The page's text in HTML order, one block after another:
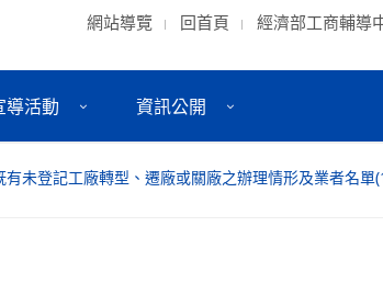
網站導覽 回首頁 經濟部工商輔導
導活動 資訊公開
有未登記工廠轉型、遷廠或關廠之辦理情形及業者名單